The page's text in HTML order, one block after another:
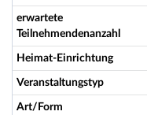
erwartete
Teilnehmendenanzahl
Heimat-Einrichtung
Veranstaltungstyp
Art/Form